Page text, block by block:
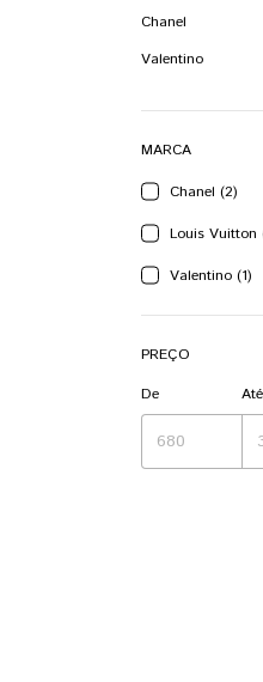
Chanel
Valentino
MARCA
Chanel (2)
Louis Vuitton
Valentino (1)
PREÇO
De
Até